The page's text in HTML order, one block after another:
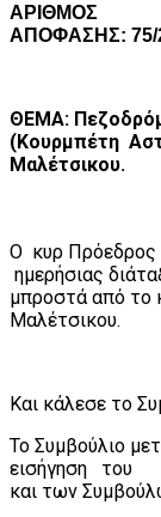
ΑΡΙΘΜΟΣ
ΑΠΟΦΑΣΗΣ: 75/
ΘΕΜΑ:
(Κουρμπέτη
Μαλέτσικου.
Ο κυρ Πρόεδρος
ημερήσιας
μπροστά από το
Μαλέτσικου.
Και κάλεσε το
Το Συμβούλιο
εισήγηση
του
και των